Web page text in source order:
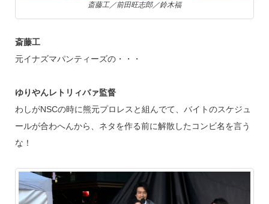
斎藤工／前田旺志郎／鈴木福
斎藤工
元イナズマパンティーズの・・・
ゆりやんレトリィバァ監督
わしがNSCの時に熊元プロレスと組んでて、バイトのスケジュ
ールが合わへんから、ネタを作る前に解散したコンビ名を言う
な！